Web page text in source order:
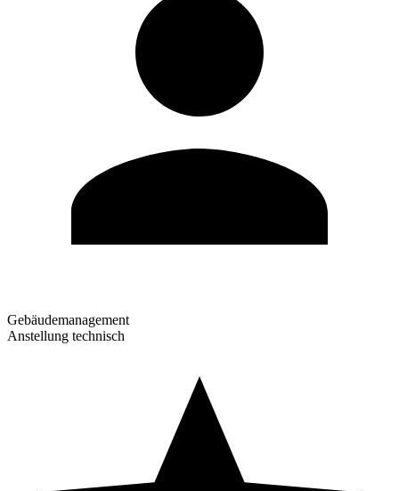
Gebäudemanagement
Anstellung technisch